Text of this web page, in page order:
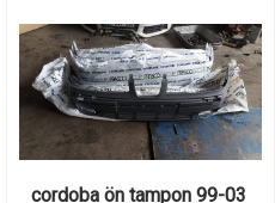
cordoba ön tampon 99-03